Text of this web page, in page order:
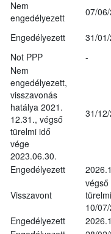
Nem
engedélyezett
07/
Engedélyezett
31/
Not PPP -
Nem
engedélyezett,
visszavonás
hatálya 2021.
12.31., végső
türelmi idő
vége
2023.06.30.
31/
Engedélyezett
Visszavont
végső
10/
Engedélyezett